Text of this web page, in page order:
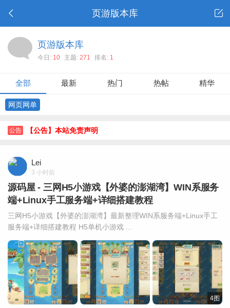
页游版本库
页游版本库
今日: 10 主题: 271 排名: 1
全部 最新 热门 热帖 精华
网页网单
公告 【公告】本站免责声明
Lei
3 小时前
源码屋 - 三网H5小游戏【外婆的澎湖湾】WIN系服务
端+Linux手工服务端+详细搭建教程
三网H5小游戏【外婆的澎湖湾】最新整理WIN系服务端+Linux手工
服务端+详细搭建教程 H5单机小游戏 ...
4图